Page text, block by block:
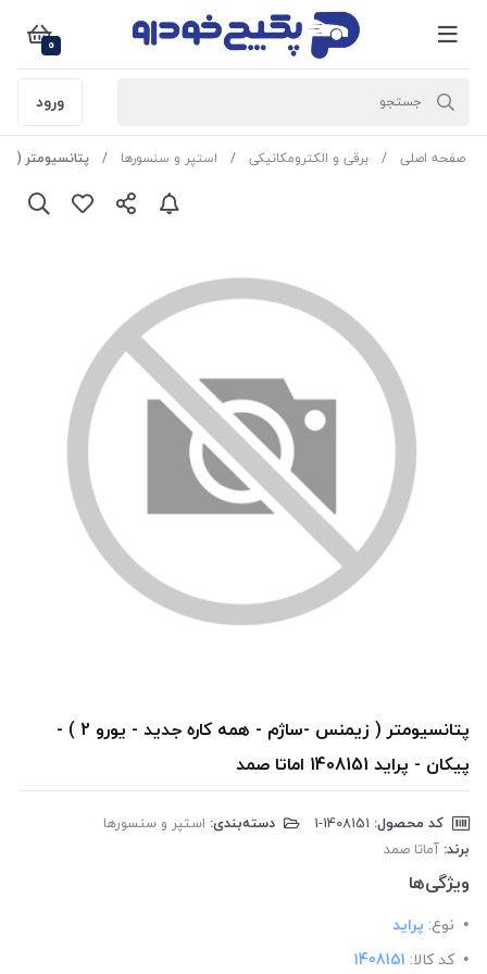
0
ورود
صفحه اصلی برقی و الکترومکانیکی استپر و سنسورها پتانسیومتر ( زیمنس -
پتانسیومتر ( زیمنس -ساژم - همه کاره جدید - یورو 2 ) -
پیکان - پراید 1408151 اماتا صمد
کد محصول: دسته‌بندی: استپر و سنسورها
برند: آماتا صمد
ویژگی‌ها
نوع: پراید
کد کالا: 1408151